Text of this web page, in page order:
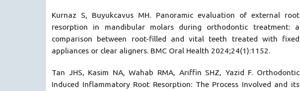
Kurnaz S, Buyukcavus MH. Panoramic evaluation of external root
resorption in mandibular molars during orthodontic treatment: a
comparison between root-filled and vital teeth treated with fixed
appliances or clear aligners. BMC Oral Health 2024;24(1):1152.
Tan JHS, Kasim NA, Wahab RMA, Ariffin SHZ, Yazid F. Orthodontic
Induced Inflammatory Root Resorption: The Process Involved and its